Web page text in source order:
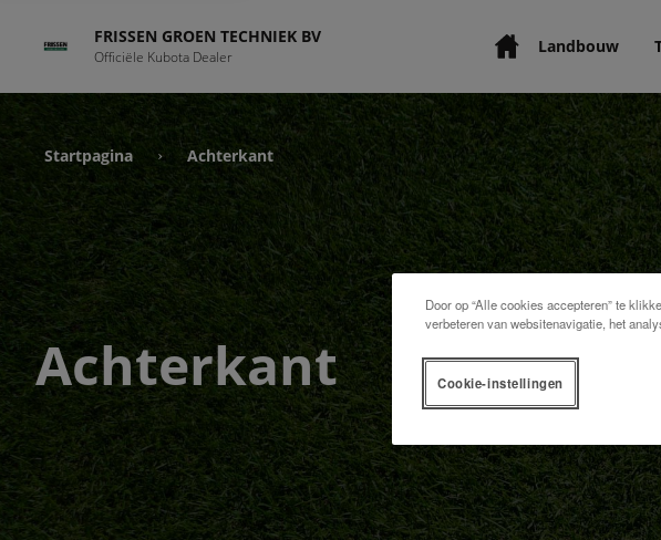
FRISSEN GROEN TECHNIEK BV
Officiële Kubota Dealer Landbouw
Startpagina › Achterkant
Achterkant
Door op “Alle cookies accepteren” te
verbeteren van websitenavigatie, het
Cookie-instellingen